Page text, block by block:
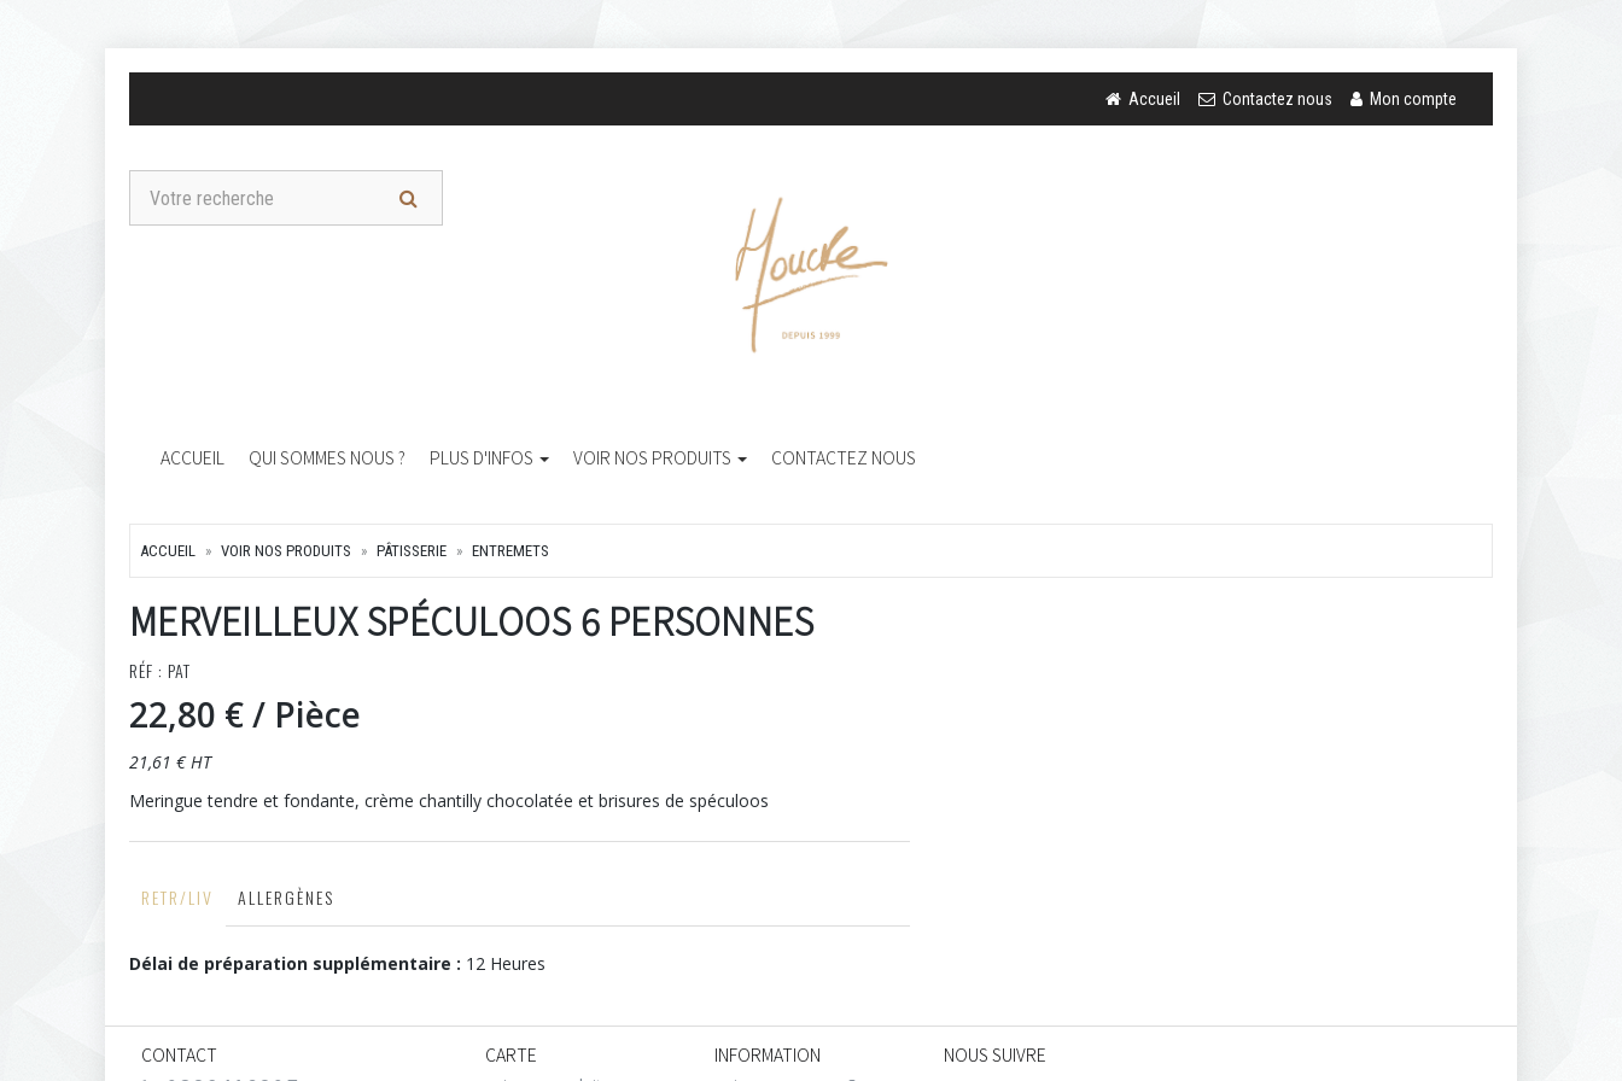
Accueil Contactez nous Mon compte
ACCUEIL QUI SOMMES NOUS ? PLUS D'INFOS VOIR NOS PRODUITS CONTACTEZ NOUS
ACCUEIL VOIR NOS PRODUITS PÂTISSERIE ENTREMETS
MERVEILLEUX SPÉCULOOS 6 PERSONNES
RÉF : PAT
22,80 €/ Pièce
21,61 € HT
Meringue tendre et fondante, crème chantilly chocolatée et brisures de spéculoos
RETR/LIV ALLERGÈNES
Délai de préparation supplémentaire : 12 Heures
CONTACT CARTE INFORMATION NOUS SUIVRE